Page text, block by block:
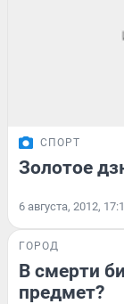
СПОРТ
Золотое
6 августа, 2012,
ГОРОД
В смерти
предмет?